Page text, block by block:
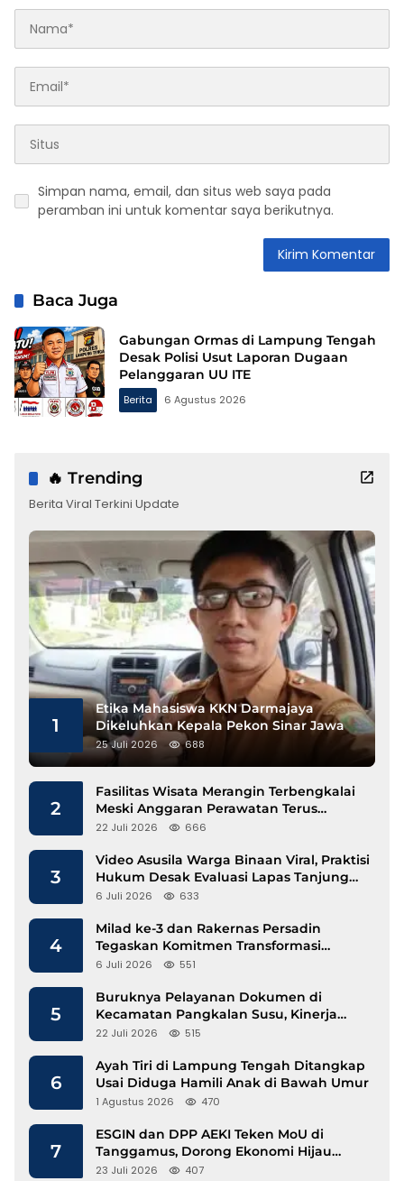
Simpan nama, email, dan situs web saya pada
peramban ini untuk komentar saya berikutnya.
Baca Juga
Gabungan Ormas di Lampung Tengah
Desak Polisi Usut Laporan Dugaan
Pelanggaran UU ITE
Berita 6 Agustus 2026
🔥 Trending
Berita Viral Terkini Update
1
Etika Mahasiswa KKN Darmajaya
Dikeluhkan Kepala Pekon Sinar Jawa
25 Juli 2026 688
2
Fasilitas Wisata Merangin Terbengkalai
Meski Anggaran Perawatan Terus
Mengalir
22 Juli 2026 666
3
Video Asusila Warga Binaan Viral, Praktisi
Hukum Desak Evaluasi Lapas Tanjung
Raja
6 Juli 2026 633
4
Milad ke-3 dan Rakernas Persadin
Tegaskan Komitmen Transformasi
Advokat Profesional di Era Digital
6 Juli 2026 551
5
Buruknya Pelayanan Dokumen di
Kecamatan Pangkalan Susu, Kinerja
Disdukcapil Langkat Disorot
22 Juli 2026 515
6
Ayah Tiri di Lampung Tengah Ditangkap
Usai Diduga Hamili Anak di Bawah Umur
1 Agustus 2026 470
7
ESGIN dan DPP AEKI Teken MoU di
Tanggamus, Dorong Ekonomi Hijau
Berbasis Kopi dan Perdagangan Karbon
23 Juli 2026 407